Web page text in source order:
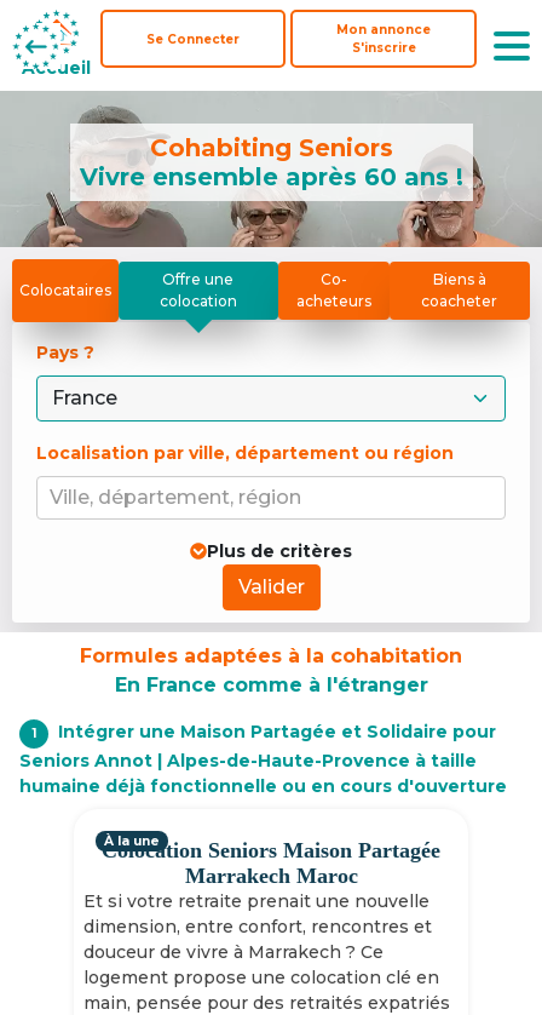
Accueil
Se Connecter
Mon annonce
S'inscrire
Accueil
Se Connecter
Mon annonce
S'inscrire
Cohabiting Seniors
Vivre ensemble après 60 ans !
Colocataires
Offre une
colocation
Co-
acheteurs
Biens à
coacheter
Pays ?
Localisation par ville, département ou région
Ville, département, région
Plus de critères
Valider
Formules adaptées à la cohabitation
En France comme à l'étranger
1
Intégrer une Maison Partagée et Solidaire pour
Seniors Annot | Alpes-de-Haute-Provence à taille
humaine déjà fonctionnelle ou en cours d'ouverture
Colocation Seniors Maison Partagée
Marrakech Maroc
Et si votre retraite prenait une nouvelle
dimension, entre confort, rencontres et
douceur de vivre à Marrakech ? Ce
logement propose une colocation clé en
main, pensée pour des retraités expatriés
À la une